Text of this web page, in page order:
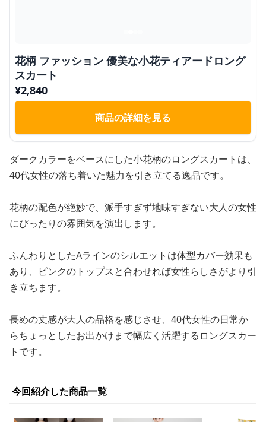
花柄 ファッション 優美な小花ティアードロング
スカート
¥2,840
商品の詳細を見る
ダークカラーをベースにした小花柄のロングスカートは、
40代女性の落ち着いた魅力を引き立てる逸品です。
花柄の配色が絶妙で、派手すぎず地味すぎない大人の女性
にぴったりの雰囲気を演出します。
ふんわりとしたAラインのシルエットは体型カバー効果も
あり、ピンクのトップスと合わせれば女性らしさがより引
き立ちます。
長めの丈感が大人の品格を感じさせ、40代女性の日常か
らちょっとしたお出かけまで幅広く活躍するロングスカー
トです。
今回紹介した商品一覧